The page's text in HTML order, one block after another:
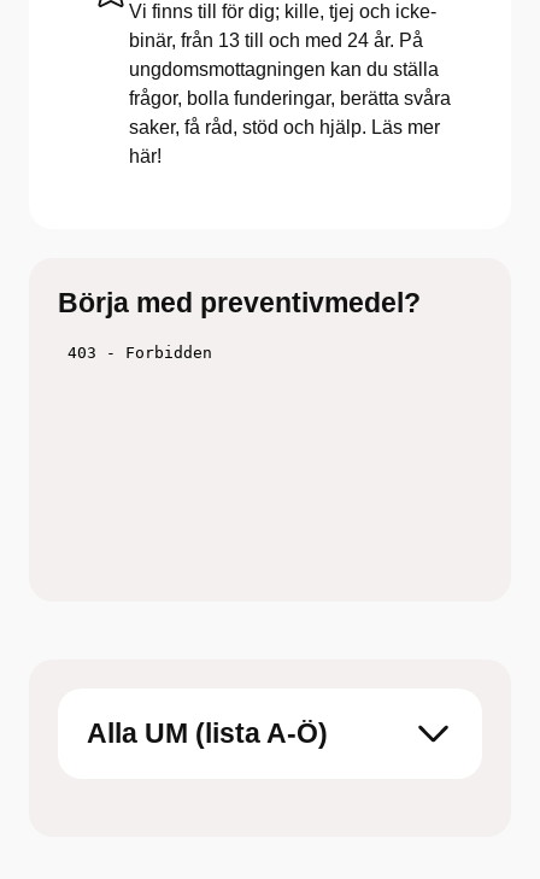
Vi finns till för dig; kille, tjej och icke-
binär, från 13 till och med 24 år. På
ungdomsmottagningen kan du ställa
frågor, bolla funderingar, berätta svåra
saker, få råd, stöd och hjälp. Läs mer
här!
Börja med preventivmedel?
Alla UM (lista A-Ö)